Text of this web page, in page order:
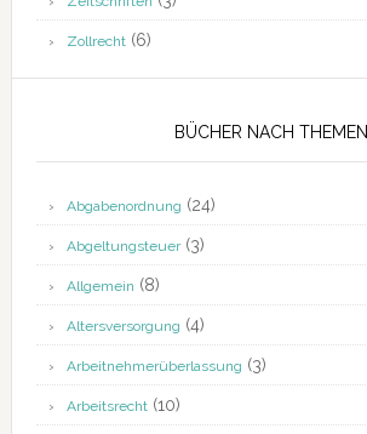
Zollrecht(6)
BÜCHER NACH THEMEN
Abgabenordnung (24)
Abgeltungsteuer(3)
Allgemein (8)
Altersversorgung (4)
Arbeitnehmerüberlassung (3)
Arbeitsrecht(10)